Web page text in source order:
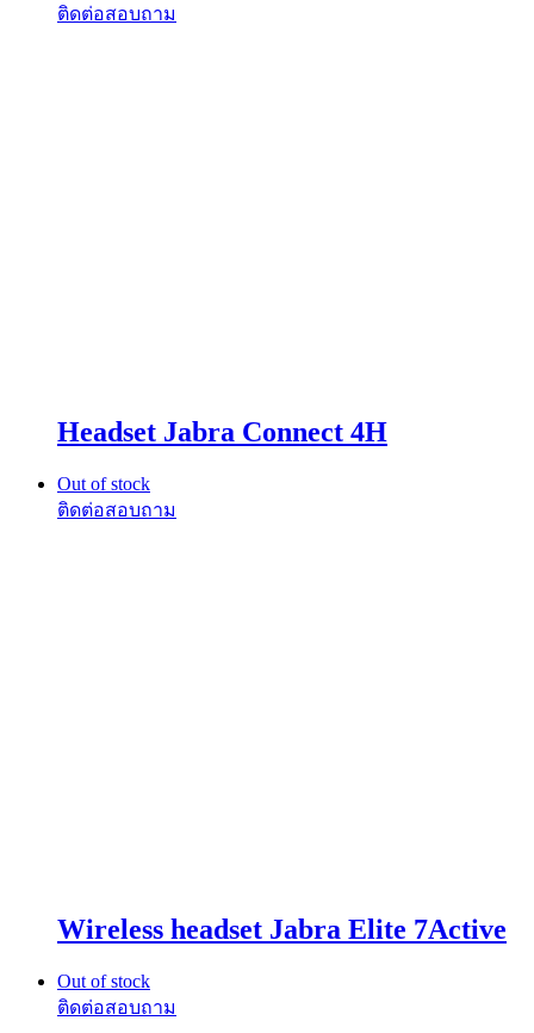
Headset Jabra Connect 4H
Out of stock
Wireless headset Jabra Elite 7Active
Out of stock